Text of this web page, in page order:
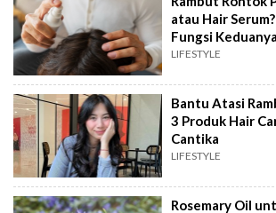
atau Hair
Fungsi Keduanya
LIFESTYLE
Bantu Atasi
3 Produk Hair
Cantika
LIFESTYLE
Rosemary Oil